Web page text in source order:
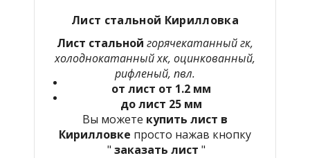
Лист стальной Кирилловка
Лист стальной горячекатанный гк,
холоднокатанный хк, оцинкованный,
рифленый, пвл.
от лист от 1.2 мм
до лист 25 мм
Вы можете купить лист в
Кирилловке просто нажав кнопку
" заказать лист "